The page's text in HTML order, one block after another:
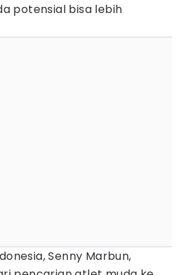
potensial bisa lebih
Senny Marbun,